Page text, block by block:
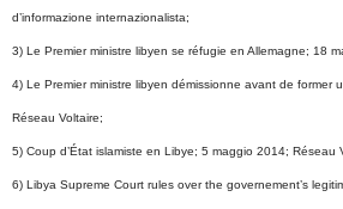
d’informazione internazionalista;
3) Le Premier ministre libyen se réfugie en Allemagne; 18
4) Le Premier ministre libyen démissionne avant de former
Réseau Voltaire;
5) Coup d’État islamiste en Libye; 5 maggio 2014; Réseau
6) Libya Supreme Court rules over the governement’s